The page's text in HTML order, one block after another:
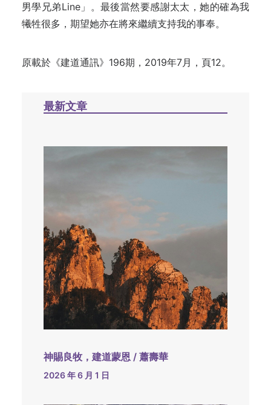
男學兄弟Line」。最後當然要感謝太太，她的確為我
犧牲很多，期望她亦在將來繼續支持我的事奉。
原載於《建道通訊》196期，2019年7月，頁12。
最新文章
神賜良牧，建道蒙恩 / 蕭壽華
2026 年 6 月 1 日